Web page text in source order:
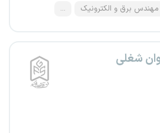
مهندس برق و الکترونیک ...